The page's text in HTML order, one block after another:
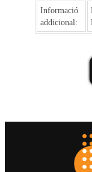
Informació
addicional: